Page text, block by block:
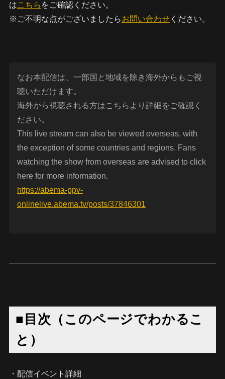
はこちら をご確認ください。
※ご不明な点がございましたらお問い合わせください。
なお本配信は、一部国と地域を除き海外からもご視
聴いただけます。
海外から視聴される方はこちらより詳細をご確認く
ださい。
This live stream can also be viewed overseas, with
the exception of some countries and regions. Fans
watching the show from overseas are advised to click
here for more information.
https://abema-ppv-
onlinelive.abema.tv/posts/37846301
■目次（このページでわかるこ
と）
・配信イベント詳細